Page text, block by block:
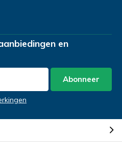
en
Abonneer
je vraag